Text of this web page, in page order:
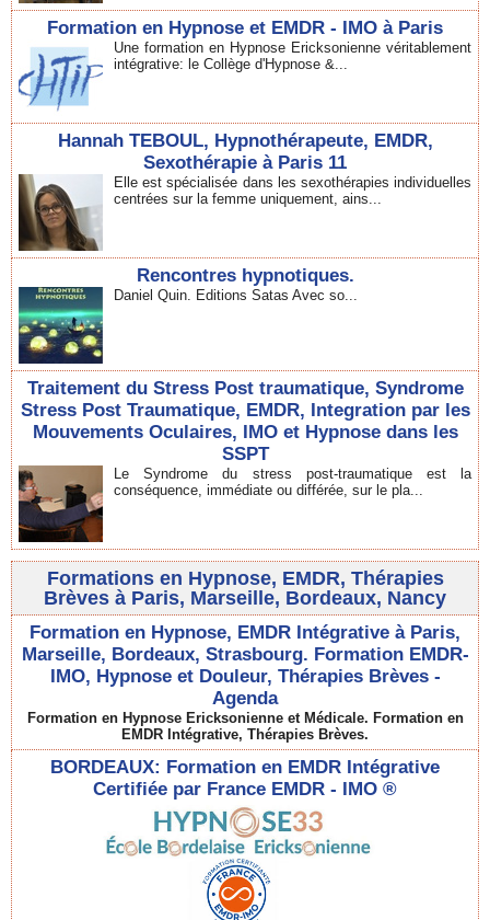
Formation en Hypnose et EMDR - IMO à Paris
Une formation en Hypnose Ericksonienne véritablement
intégrative: le Collège d'Hypnose &...
Hannah TEBOUL, Hypnothérapeute, EMDR,
Sexothérapie à Paris 11
Elle est spécialisée dans les sexothérapies individuelles
centrées sur la femme uniquement, ains...
Rencontres hypnotiques.
Daniel Quin. Editions Satas Avec so...
Traitement du Stress Post traumatique, Syndrome
Stress Post Traumatique, EMDR, Integration par les
Mouvements Oculaires, IMO et Hypnose dans les
SSPT
Le Syndrome du stress post-traumatique est la
conséquence, immédiate ou différée, sur le pla...
Formations en Hypnose, EMDR, Thérapies
Brèves à Paris, Marseille, Bordeaux, Nancy
Formation en Hypnose, EMDR Intégrative à Paris,
Marseille, Bordeaux, Strasbourg. Formation EMDR-
IMO, Hypnose et Douleur, Thérapies Brèves -
Agenda
Formation en Hypnose Ericksonienne et Médicale. Formation en
EMDR Intégrative, Thérapies Brèves.
BORDEAUX: Formation en EMDR Intégrative
Certifiée par France EMDR - IMO ®